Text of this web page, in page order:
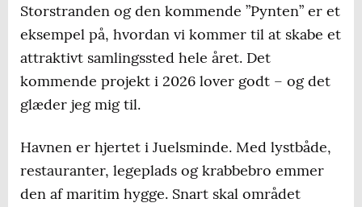
Storstranden og den kommende ”Pynten” er et
eksempel på, hvordan vi kommer til at skabe et
attraktivt samlingssted hele året. Det
kommende projekt i 2026 lover godt – og det
glæder jeg mig til.
Havnen er hjertet i Juelsminde. Med lystbåde,
restauranter, legeplads og krabbebro emmer
den af maritim hygge. Snart skal området